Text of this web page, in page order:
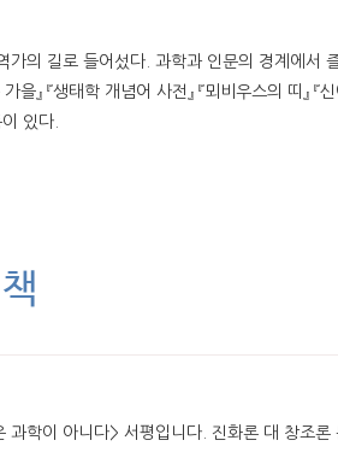
의 길로 들어섰다. 과학과 인문의 경계에서
『생태학 개념어 사전』 『뫼비우스의 띠』 『
이 있다.
학이 아니다> 서평입니다. 진화론 대 창조론